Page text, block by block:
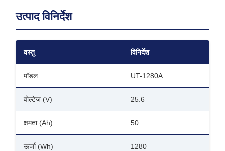
उत्पाद विनिर्देश
वस्तु विनिर्देश
मॉडल UT-1280A
वोल्टेज (V) 25.6
क्षमता (Ah) 50
ऊर्जा (Wh) 1280